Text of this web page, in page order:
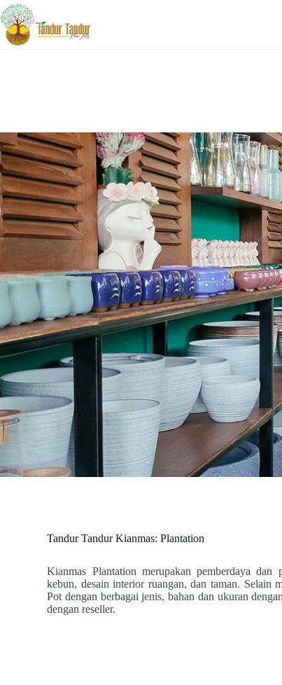
Tandur Tandur Kianmas: Plantation
Kianmas Plantation merupakan pemberdaya dan
kebun, desain interior ruangan, dan taman. Selain
Pot dengan berbagai jenis, bahan dan ukuran
dengan reseller.